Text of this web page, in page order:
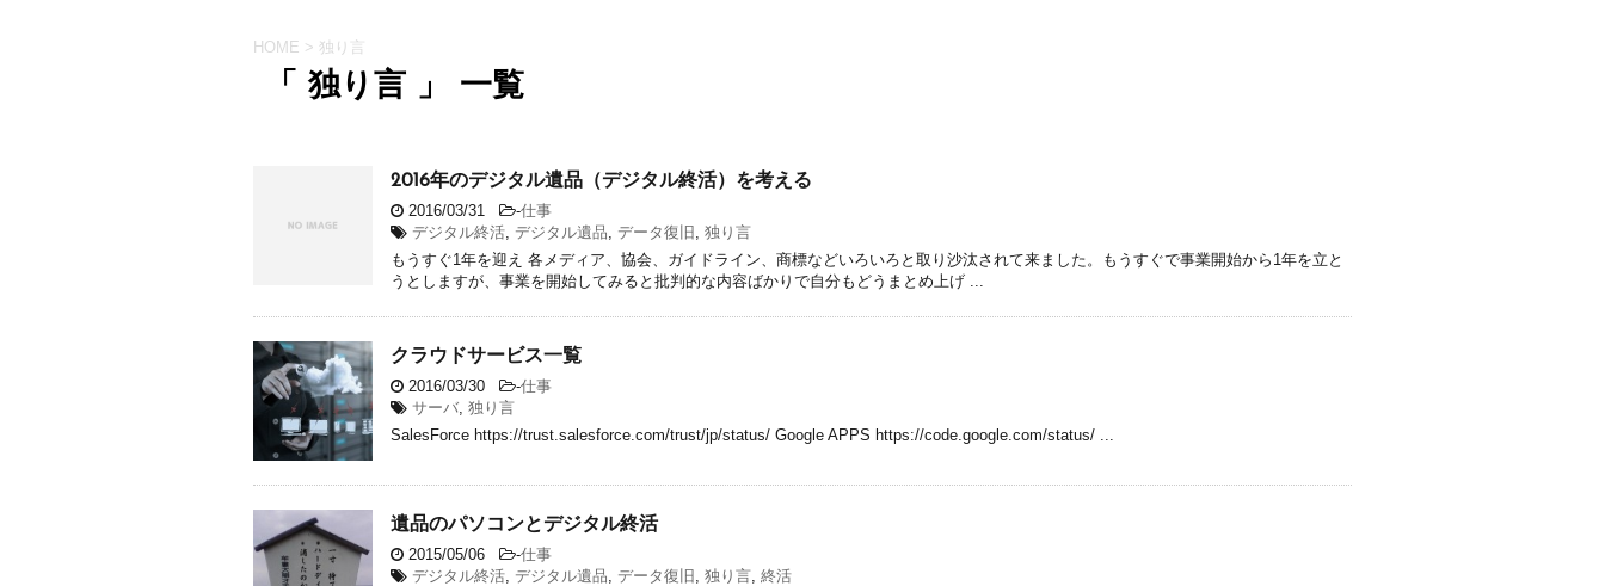
HOME > 独り言
「 独り言 」 一覧
2016年のデジタル遺品（デジタル終活）を考える
2016/03/31 -仕事
デジタル終活, デジタル遺品, データ復旧 , 独り言
もうすぐ1年を迎え 各メディア、協会、ガイドライン、商標などいろいろと取り沙汰されて来ました。もうすぐで事業開始から1年を立と
うとしますが、事業を開始してみると批判的な内容ばかりで自分もどうまとめ上げ ...
クラウドサービス一覧
2016/03/30 -仕事
サーバ, 独り言
SalesForce https://trust.salesforce.com/trust/jp/status/ Google APPS https://code.google.com/status/ ...
遺品のパソコンとデジタル終活
2015/05/06 -仕事
デジタル終活, デジタル遺品, データ復旧 , 独り言, 終活